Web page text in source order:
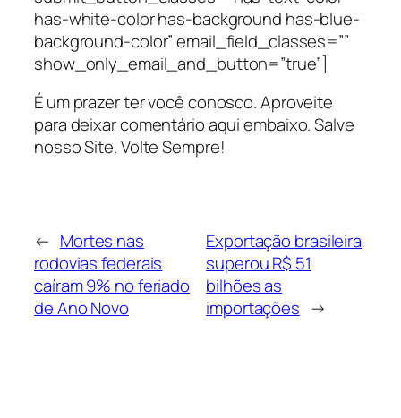
has-white-color has-background has-blue-
background-color” email_field_classes=””
show_only_email_and_button=”true”]
É um prazer ter você conosco. Aproveite
para deixar comentário aqui embaixo. Salve
nosso Site. Volte Sempre!
← Mortes nas
rodovias federais
caíram 9% no feriado
de Ano Novo
Exportação brasileira
superou R$ 51
bilhões as
importações →